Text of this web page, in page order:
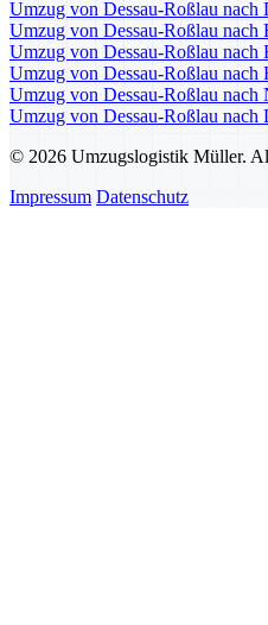
Umzug von Dessau-Roßlau nach
Umzug von Dessau-Roßlau nach
Umzug von Dessau-Roßlau nach
Umzug von Dessau-Roßlau nach
Umzug von Dessau-Roßlau nach
Umzug von Dessau-Roßlau nach
© 2026 Umzugslogistik Müller.
Impressum Datenschutz